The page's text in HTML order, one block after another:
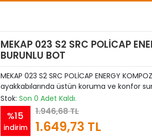
MEKAP 023 S2 SRC POLİCAP
BURUNLU BOT
MEKAP 023 S2 SRC POLİCAP ENERGY
ayakkabılarında üstün koruma ve konfor
Stok: Son 0 Adet Kaldı.
%15
indirim
1.946,68 TL
1.649,73 TL